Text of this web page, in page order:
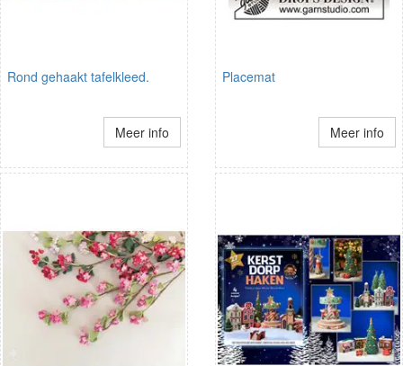
Rond gehaakt tafelkleed.
Meer info
Placemat
Meer info